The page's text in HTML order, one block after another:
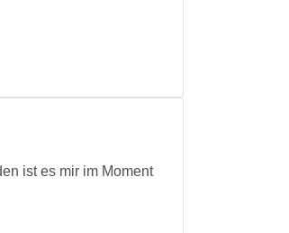
ist es mir im Moment